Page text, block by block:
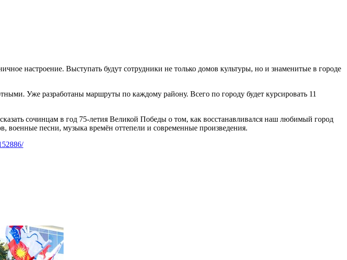
настроение. Выступать будут сотрудники не только домов культуры, но и знаменитые в городе
Уже разработаны маршруты по каждому району. Всего по городу будет курсировать 11
сочинцам в год 75-летия Великой Победы о том, как восстанавливался наш любимый город
военные песни, музыка времён оттепели и современные произведения.